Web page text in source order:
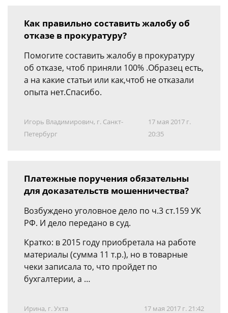
Как правильно составить жалобу об
отказе в прокуратуру?
Помогите составить жалобу в прокуратуру
об отказе, чтоб приняли 100% .Образец есть,
а на какие статьи или как,чтоб не отказали
опыта нет.Спасибо.
Игорь Владимирович, г. Санкт-
Петербург
17 мая 2017 г.
20:35
Платежные поручения обязательны
для доказательств мошенничества?
Возбуждено уголовное дело по ч.3 ст.159 УК
РФ. И дело передано в суд.
Кратко: в 2015 году приобретала на работе
материалы (сумма 11 т.р.), но в товарные
чеки записала то, что пройдет по
бухгалтерии, а …
Ирина, г. Ухта 17 мая 2017 г. 21:42